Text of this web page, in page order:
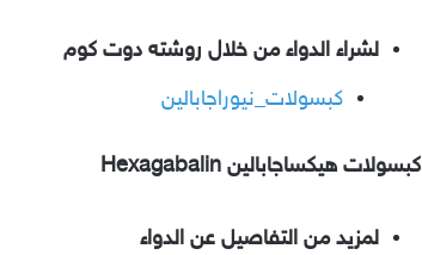
لشراء الدواء من خلال روشته دوت كوم
كبسولات_نيوراجابالين
كبسولات هيكساجابالين Hexagabalin
لمزيد من التفاصيل عن الدواء